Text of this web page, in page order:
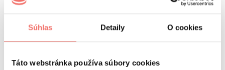
Súhlas Detaily O cookies
Táto webstránka používa súbory cookies
Prihláste sa do nášho newslettra a buďte v obraze!
Odoberať